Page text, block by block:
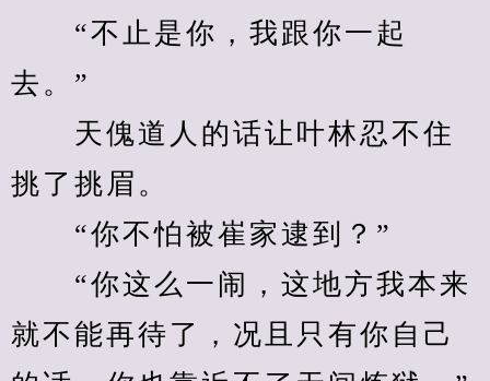
“不止是你，我跟你一起
去。”
天傀道人的话让叶林忍不住
挑了挑眉。
“你不怕被崔家逮到？”
“你这么一闹，这地方我本来
就不能再待了，况且只有你自己